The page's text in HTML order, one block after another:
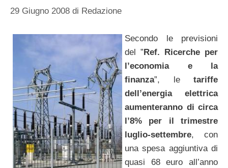
29 Giugno 2008 di Redazione
Secondo le previsioni
del ” Ref. Ricerche per
l’economia e la
finanza”, letariffe
dell’energia elettrica
aumenteranno di circa
l’8% per il trimestre
luglio-settembre, con
una spesa aggiuntiva di
quasi 68 euro all’anno